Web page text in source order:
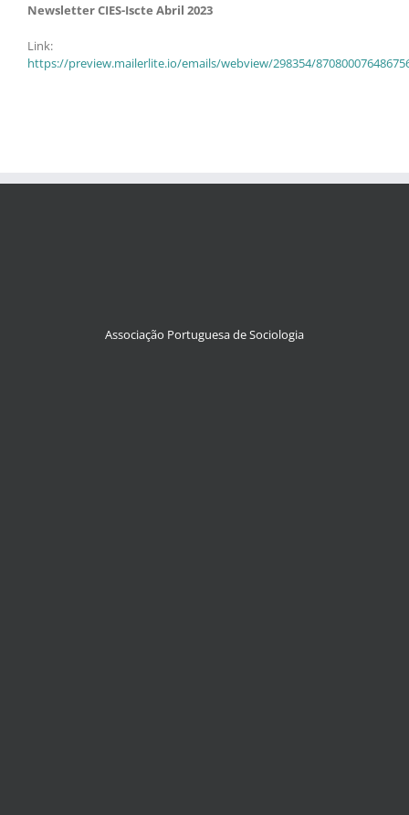
Newsletter CIES-Iscte Abril 2023
Link:
https://preview.mailerlite.io/emails/webview/298354/
Associação Portuguesa de Sociologia